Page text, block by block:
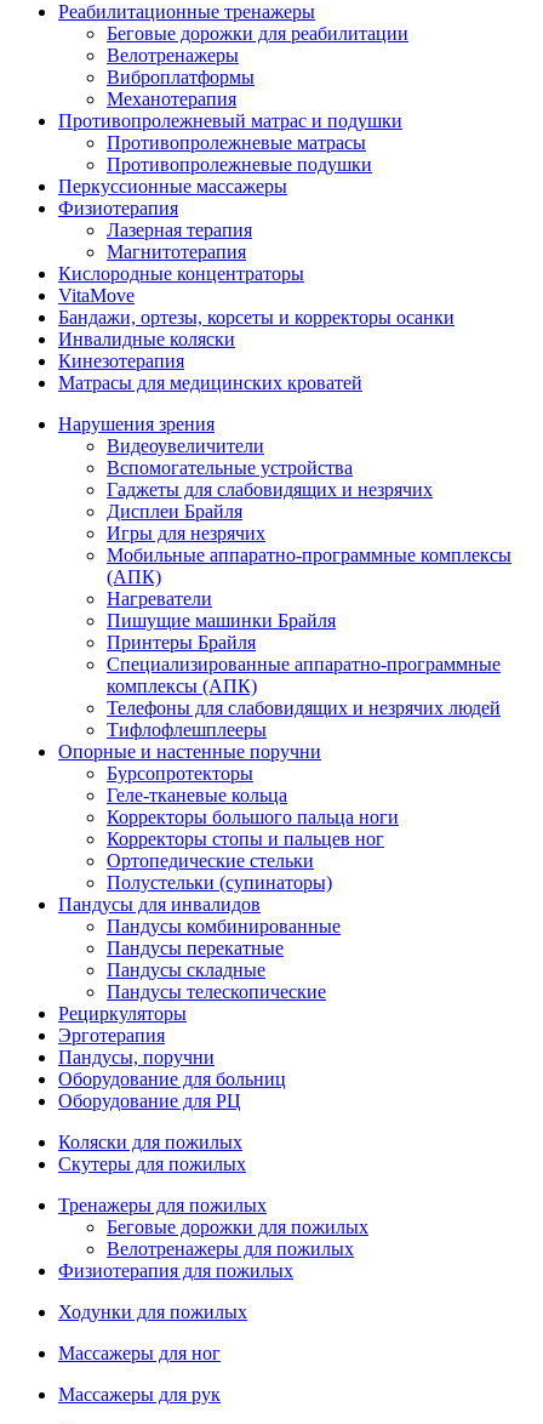
Реабилитационные тренажеры
Беговые дорожки для реабилитации
Велотренажеры
Виброплатформы
Механотерапия
Противопролежневый матрас и подушки
Противопролежневые матрасы
Противопролежневые подушки
Перкуссионные массажеры
Физиотерапия
Лазерная терапия
Магнитотерапия
Кислородные концентраторы
VitaMove
Бандажи, ортезы, корсеты и корректоры осанки
Инвалидные коляски
Кинезотерапия
Матрасы для медицинских кроватей
Нарушения зрения
Видеоувеличители
Вспомогательные устройства
Гаджеты для слабовидящих и незрячих
Дисплеи Брайля
Игры для незрячих
Мобильные аппаратно-программные комплексы
(АПК)
Нагреватели
Пишущие машинки Брайля
Принтеры Брайля
Специализированные аппаратно-программные
комплексы (АПК)
Телефоны для слабовидящих и незрячих людей
Тифлофлешплееры
Опорные и настенные поручни
Бурсопротекторы
Геле-тканевые кольца
Корректоры большого пальца ноги
Корректоры стопы и пальцев ног
Ортопедические стельки
Полустельки (супинаторы)
Пандусы для инвалидов
Пандусы комбинированные
Пандусы перекатные
Пандусы складные
Пандусы телескопические
Рециркуляторы
Эрготерапия
Пандусы, поручни
Оборудование для больниц
Оборудование для РЦ
Коляски для пожилых
Скутеры для пожилых
Тренажеры для пожилых
Беговые дорожки для пожилых
Велотренажеры для пожилых
Физиотерапия для пожилых
Ходунки для пожилых
Массажеры для ног
Массажеры для рук